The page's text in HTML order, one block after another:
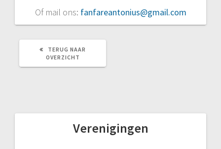
Of mail ons: fanfareantonius@gmail.com
TERUG NAAR
OVERZICHT
Verenigingen